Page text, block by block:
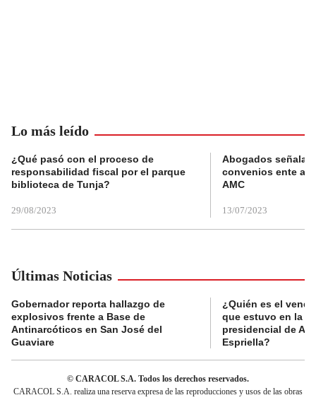
Lo más leído
¿Qué pasó con el proceso de
responsabilidad fiscal por el parque
biblioteca de Tunja?
29/08/2023
Abogados
convenios ente
AMC
13/07/2023
Últimas Noticias
Gobernador reporta hallazgo de
explosivos frente a Base de
Antinarcóticos en San José del
Guaviare
¿Quién es el
que estuvo en la
presidencial de
Espriella?
© CARACOL S.A. Todos los derechos reservados.
CARACOL S.A. realiza una reserva expresa de las reproducciones y usos de las obras